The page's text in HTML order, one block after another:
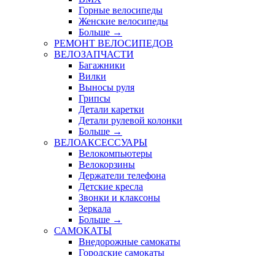
Горные велосипеды
Женские велосипеды
Больше →
РЕМОНТ ВЕЛОСИПЕДОВ
ВЕЛОЗАПЧАСТИ
Багажники
Вилки
Выносы руля
Грипсы
Детали каретки
Детали рулевой колонки
Больше →
ВЕЛОАКСЕССУАРЫ
Велокомпьютеры
Велокорзины
Держатели телефона
Детские кресла
Звонки и клаксоны
Зеркала
Больше →
САМОКАТЫ
Внедорожные самокаты
Городские самокаты